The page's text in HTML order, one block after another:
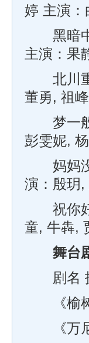
婷 主演：
黑暗中
主演：果
北川重
董勇, 祖
梦一般
彭雯妮,
妈妈没
演：殷玥,
祝你好
童, 牛犇,
舞台
剧名
《榆树
《万尼